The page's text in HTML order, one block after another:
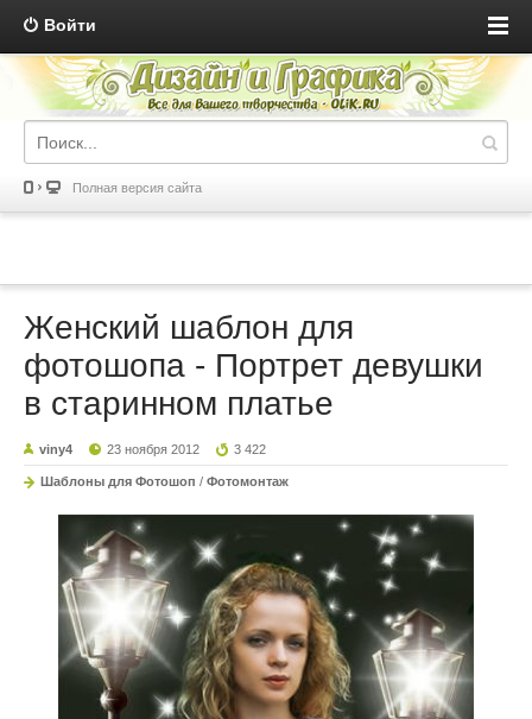
Войти
Полная версия сайта
Женский шаблон для
фотошопа - Портрет девушки
в старинном платье
viny4 23 ноября 2012 3 422
Шаблоны для Фотошоп / Фотомонтаж